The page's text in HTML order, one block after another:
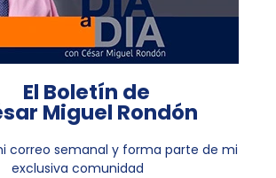
El Boletín de
Miguel Rondón
correo semanal y forma parte de mi
exclusiva comunidad